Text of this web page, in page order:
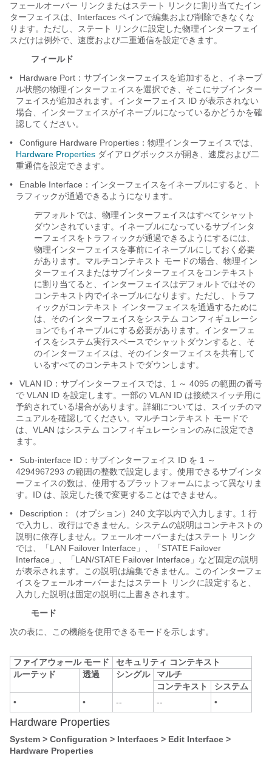
フェールオーバー リンクまたはステート リンクに割り当てたイン
ターフェイスは、Interfaces ペインで編集および削除できなくな
ります。ただし、ステート リンクに設定した物理インターフェイ
スだけは例外で、速度および二重通信を設定できます。
フィールド
•
Hardware Port：サブインターフェイスを追加すると、イネーブ
ル状態の物理インターフェイスを選択でき、そこにサブインター
フェイスが追加されます。インターフェイス ID が表示されない
場合、インターフェイスがイネーブルになっているかどうかを確
認してください。
•
Configure Hardware Properties：物理インターフェイスでは、
Hardware Properties ダイアログボックスが開き、速度および二
重通信を設定できます。
•
Enable Interface：インターフェイスをイネーブルにすると、ト
ラフィックが通過できるようになります。
デフォルトでは、物理インターフェイスはすべてシャット
ダウンされています。イネーブルになっているサブインタ
ーフェイスをトラフィックが通過できるようにするには、
物理インターフェイスを事前にイネーブルにしておく必要
があります。マルチコンテキスト モードの場合、物理イン
ターフェイスまたはサブインターフェイスをコンテキスト
に割り当てると、インターフェイスはデフォルトではその
コンテキスト内でイネーブルになります。ただし、トラフ
ィックがコンテキスト インターフェイスを通過するために
は、そのインターフェイスをシステム コンフィギュレーシ
ョンでもイネーブルにする必要があります。インターフェ
イスをシステム実行スペースでシャットダウンすると、そ
のインターフェイスは、そのインターフェイスを共有して
いるすべてのコンテキストでダウンします。
•
VLAN ID：サブインターフェイスでは、1 ～ 4095 の範囲の番号
で VLAN ID を設定します。一部の VLAN ID は接続スイッチ用に
予約されている場合があります。詳細については、スイッチのマ
ニュアルを確認してください。マルチコンテキスト モードで
は、VLAN はシステム コンフィギュレーションのみに設定でき
ます。
•
Sub-interface ID：サブインターフェイス ID を 1 ～
4294967293 の範囲の整数で設定します。使用できるサブインタ
ーフェイスの数は、使用するプラットフォームによって異なりま
す。ID は、設定した後で変更することはできません。
•
Description：（オプション）240 文字以内で入力します。1 行
で入力し、改行はできません。システムの説明はコンテキストの
説明に依存しません。フェールオーバーまたはステート リンク
では、「LAN Failover Interface」、「STATE Failover
Interface」、「LAN/STATE Failover Interface」など固定の説明
が表示されます。この説明は編集できません。このインターフェ
イスをフェールオーバーまたはステート リンクに設定すると、
入力した説明は固定の説明に上書きされます。
モード
次の表に、この機能を使用できるモードを示します。
ファイアウォール モード
セキュリティ コンテキスト
ルーテッド
透過 シングル
マルチ
コンテキスト
システム
•
• -- -- •
Hardware Properties
System > Configuration > Interfaces > Edit Interface >
Hardware Properties